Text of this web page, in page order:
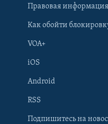
Learning English
Правовая информация
Как обойти
VOA+
iOS
Android
RSS
Подпишитесь на